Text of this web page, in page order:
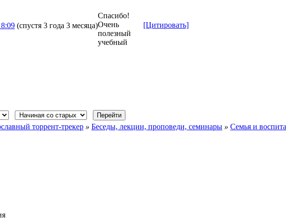
(спустя 3 года 3 месяца) [Цитировать]
Спасибо!
Очень
полезный
учебный
торрент-трекер » Беседы, лекции, проповеди, семинары » Семья и